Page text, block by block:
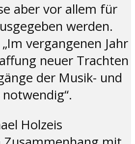
aber vor allem für
werden.
vergangenen Jahr
neuer Trachten
der Musik- und
Holzeis